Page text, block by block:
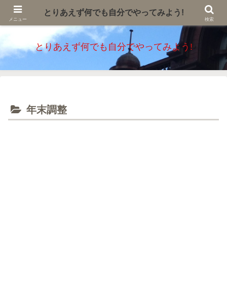
自分で簡単に出来る確定申告と不動産登記の紹介です。申告の各種様式や添付
とりあえず何でも自分でやってみよう!
年末調整
メニュー
とりあえず何でも自分でやってみよう!
検索